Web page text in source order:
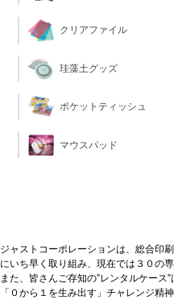
クリアファイル
珪藻土グッズ
ポケットティッシュ
マウスパッド
ジャストコーポレーションは、総合印
にいち早く取り組み、現在では３０の
また、皆さんご存知の”レンタルケー
「０から１を生み出す」チャレンジ精